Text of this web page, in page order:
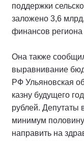
поддержки
заложено 3,6
финансов
Она также
выравнивание
РФ Ульяновская
казну будущего
рублей. Депутаты
минимум
направить на